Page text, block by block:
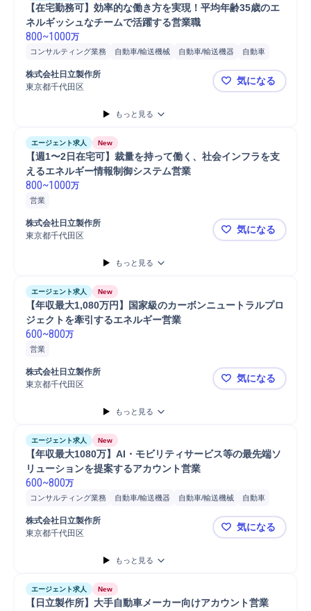
【在宅勤務可】効率的な働き方を実現！平均年齢35歳のエ
ネルギッシュなチームで活躍する営業職
800~1000万
コンサルティング業務 自動車/輸送機械 自動車/輸送機器
自動車
営業
分析 コンサルタント
株式会社日立製作所
東京都千代田区
【在宅勤務
気になる
もっと見る
エージェント求人 New
【週1〜2日在宅可】裁量を持って働く、社会インフラを支
えるエネルギー情報制御システム営業
800~1000万
営業
株式会社日立製作所
東京都千代田区
【週1〜2日
気になる
もっと見る
エージェント求人 New
【年収最大1,080万円】国家級のカーボンニュートラルプロ
ジェクトを牽引するエネルギー営業
600~800万
営業
株式会社日立製作所
東京都千代田区
【年収最大
気になる
もっと見る
エージェント求人 New
【年収最大1080万】AI・モビリティサービス等の最先端ソ
リューションを提案するアカウント営業
600~800万
コンサルティング業務 自動車/輸送機器 自動車/輸送機械
自動車
営業
コンサルタント
株式会社日立製作所
東京都千代田区
【年収最大
気になる
もっと見る
エージェント求人 New
【日立製作所】大手自動車メーカー向けアカウント営業